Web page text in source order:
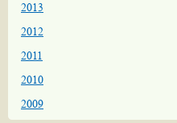
2013
2012
2011
2010
2009